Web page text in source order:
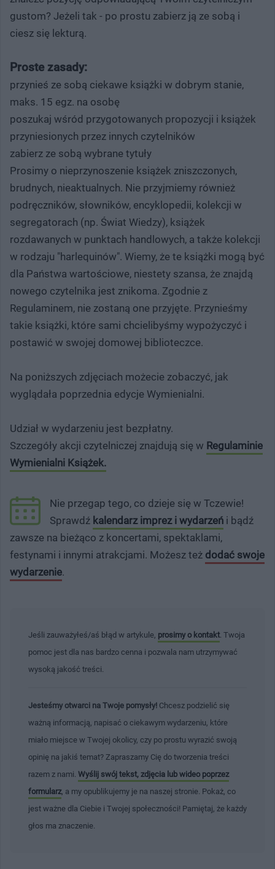
gustom? Jeżeli tak - po prostu zabierz ją ze sobą i
ciesz się lekturą.
Proste zasady:
przynieś ze sobą ciekawe książki w dobrym stanie,
maks. 15 egz. na osobę
poszukaj wśród przygotowanych propozycji i książek
przyniesionych przez innych czytelników
zabierz ze sobą wybrane tytuły
Prosimy o nieprzynoszenie książek zniszczonych,
brudnych, nieaktualnych. Nie przyjmiemy również
podręczników, słowników, encyklopedii, kolekcji w
segregatorach (np. Świat Wiedzy), książek
rozdawanych w punktach handlowych, a także kolekcji
w rodzaju "harlequinów". Wiemy, że te książki mogą być
dla Państwa wartościowe, niestety szansa, że znajdą
nowego czytelnika jest znikoma. Zgodnie z
Regulaminem, nie zostaną one przyjęte. Przynieśmy
takie książki, które sami chcielibyśmy wypożyczyć i
postawić w swojej domowej biblioteczce.
Na poniższych zdjęciach możecie zobaczyć, jak
wyglądała poprzednia edycje Wymienialni.
Udział w wydarzeniu jest bezpłatny.
Szczegóły akcji czytelniczej znajdują się w Regulaminie
Wymienialni Książek.
Nie przegap tego, co dzieje się w Tczewie!
Sprawdź kalendarz imprez i wydarzeń i bądź
zawsze na bieżąco z koncertami, spektaklami,
festynami i innymi atrakcjami. Możesz też dodać swoje
wydarzenie.
Jeśli zauważyłeś/aś błąd w artykule, prosimy o kontakt . Twoja
pomoc jest dla nas bardzo cenna i pozwala nam utrzymywać
wysoką jakość treści.
Jesteśmy otwarci na Twoje pomysły! Chcesz podzielić się
ważną informacją, napisać o ciekawym wydarzeniu, które
miało miejsce w Twojej okolicy, czy po prostu wyrazić swoją
opinię na jakiś temat? Zapraszamy Cię do tworzenia treści
razem z nami. Wyślij swój tekst, zdjęcia lub wideo poprzez
formularz , a my opublikujemy je na naszej stronie. Pokaż, co
jest ważne dla Ciebie i Twojej społeczności! Pamiętaj, że każdy
głos ma znaczenie.